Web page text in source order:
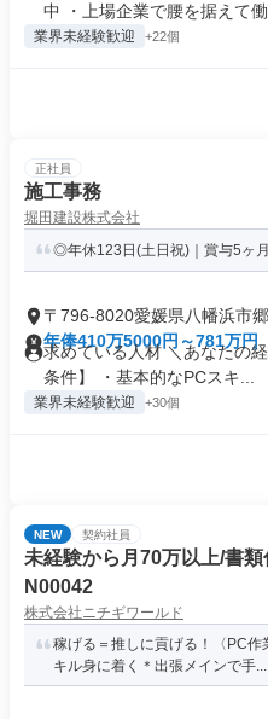
中 ・上場企業で腰を据えて働
業界未経験歓迎 +22個
正社員
施工事務
堀田建設株式会社
◎年休123日(土日祝)｜賞与5ヶ
〒796-8020愛媛県八幡浜市郷
年俸410万5000円～781万円
求めている人材 ＼あなたの
条件】 ・基本的なPCスキ...
業界未経験歓迎 +30個
NEW 契約社員
未経験から月70万以上/書
N00042
株式会社ニチギワールド
稼げる＝推しに貢げる！〈PC
キル身に着く＊出張メインで手...